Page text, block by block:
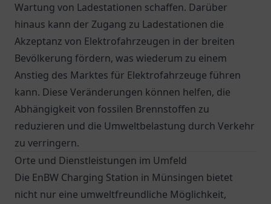
Wartung von Ladestationen schaffen. Darüber
hinaus kann der Zugang zu Ladestationen die
Akzeptanz von Elektrofahrzeugen in der breiten
Bevölkerung fördern, was wiederum zu einem
Anstieg des Marktes für Elektrofahrzeuge führen
kann. Diese Veränderungen können helfen, die
Abhängigkeit von fossilen Brennstoffen zu
reduzieren und die Umweltbelastung durch Verkehr
zu verringern.
Orte und Dienstleistungen im Umfeld
Die EnBW Charging Station in Münsingen bietet
nicht nur eine umweltfreundliche Möglichkeit,